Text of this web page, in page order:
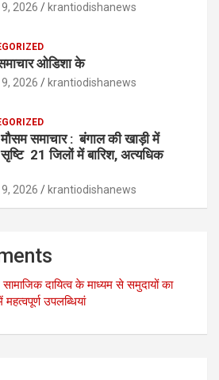
2026 krantiodishanews
समाचार ओडिशा के
2026 krantiodishanews
समाचार : बंगाल की खाड़ी में
21 जिलों में बारिश, अत्यधिक
2026 krantiodishanews
सामाजिक दायित्व के माध्यम से समुदायों का
उपलब्धियां